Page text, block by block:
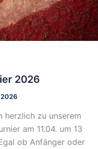
2026
herzlich zu unserem
am 11.04. um 13
ob Anfänger oder